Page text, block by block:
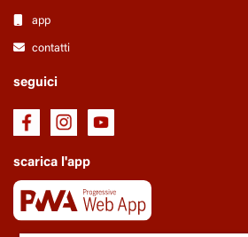
app
contatti
seguici
scarica l'app